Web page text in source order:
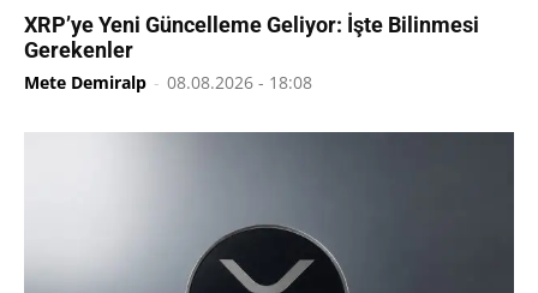
XRP’ye Yeni Güncelleme Geliyor: İşte Bilinmesi
Gerekenler
Mete Demiralp - 08.08.2026 - 18:08